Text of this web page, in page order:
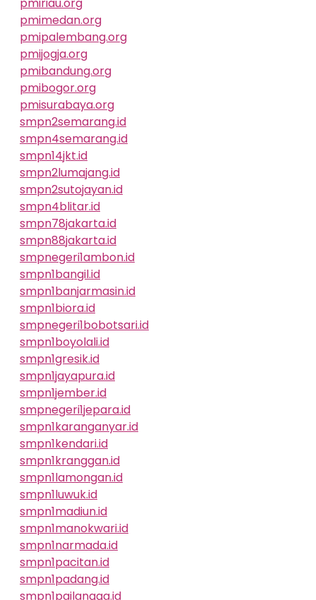
pmimedan.org
pmipalembang.org
pmijogja.org
pmibandung.org
pmibogor.org
pmisurabaya.org
smpn2semarang.id
smpn4semarang.id
smpn14jkt.id
smpn2lumajang.id
smpn2sutojayan.id
smpn4blitar.id
smpn78jakarta.id
smpn88jakarta.id
smpnegeri1ambon.id
smpn1bangil.id
smpn1banjarmasin.id
smpn1biora.id
smpnegeri1bobotsari.id
smpn1boyolali.id
smpn1gresik.id
smpn1jayapura.id
smpn1jember.id
smpnegeri1jepara.id
smpn1karanganyar.id
smpn1kendari.id
smpn1kranggan.id
smpn1lamongan.id
smpn1luwuk.id
smpn1madiun.id
smpn1manokwari.id
smpn1narmada.id
smpn1pacitan.id
smpn1padang.id
smpn1pailangga.id